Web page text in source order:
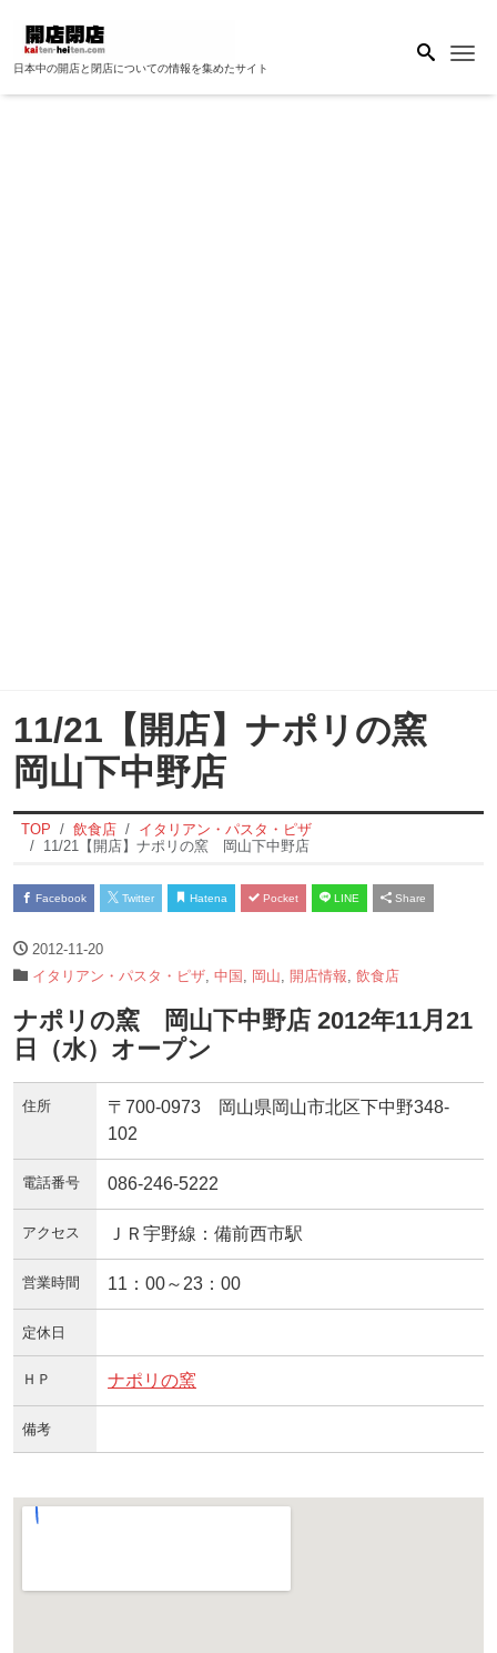
日本中の開店と閉店についての情報を集めたサイト
11/21【開店】ナポリの窯
岡山下中野店
TOP 飲食店
イタリアン・パスタ・ピザ
11/21【開店】ナポリの窯 岡山下中野店
Facebook Twitter Hatena Pocket LINE Share
2012-11-20
イタリアン・パスタ・ピザ 中国 岡山 開店情報 飲食店
ナポリの窯 岡山下中野店 2012年11月21
日（水）オープン
住所
〒700-0973 岡山県岡山市北区下中野348-
102
電話番号 086-246-5222
アクセス ＪＲ宇野線：備前西市駅
営業時間 11：00～23：00
定休日
ＨＰ ナポリの窯
備考